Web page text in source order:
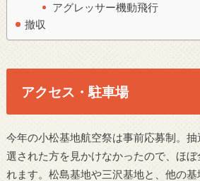
アグレッサー機動飛行
撤収
アクセス・駐車場
今年の小松基地航空祭は事前応募制。
選された方を見かけなかったので、ほ
れます。松島基地や三沢基地と、他の